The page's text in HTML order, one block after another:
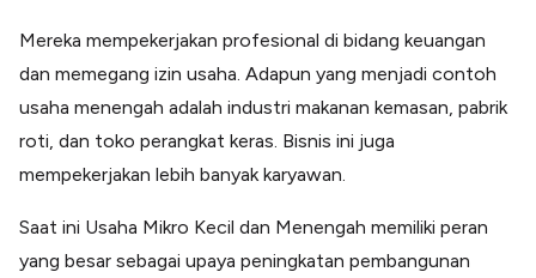
Mereka mempekerjakan profesional di bidang keuangan
dan memegang izin usaha. Adapun yang menjadi contoh
usaha menengah adalah industri makanan kemasan, pabrik
roti, dan toko perangkat keras. Bisnis ini juga
mempekerjakan lebih banyak karyawan.
Saat ini Usaha Mikro Kecil dan Menengah memiliki peran
yang besar sebagai upaya peningkatan pembangunan